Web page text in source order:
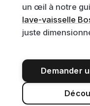
un œil à notre
lave-vaisselle
juste
Demander